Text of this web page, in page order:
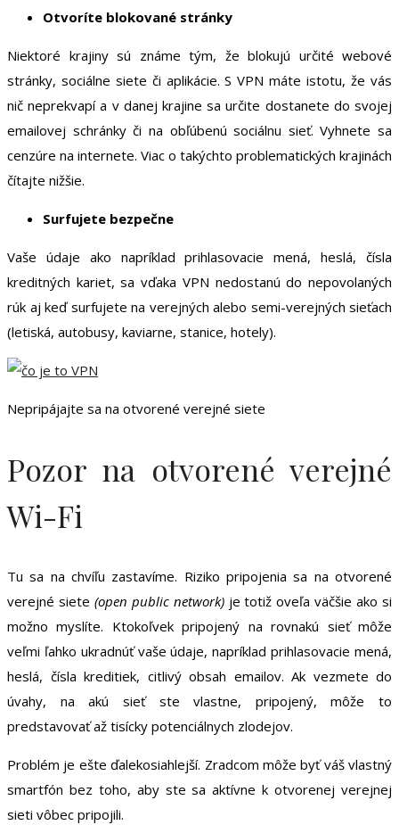
Otvoríte blokované stránky
Niektoré krajiny sú známe tým, že blokujú určité webové
stránky, sociálne siete či aplikácie. S VPN máte istotu, že vás
nič neprekvapí a v danej krajine sa určite dostanete do svojej
emailovej schránky či na obľúbenú sociálnu sieť. Vyhnete sa
cenzúre na internete. Viac o takýchto problematických krajinách
čítajte nižšie.
Surfujete bezpečne
Vaše údaje ako napríklad prihlasovacie mená, heslá, čísla
kreditných kariet, sa vďaka VPN nedostanú do nepovolaných
rúk aj keď surfujete na verejných alebo semi-verejných sieťach
(letiská, autobusy, kaviarne, stanice, hotely).
Nepripájajte sa na otvorené verejné siete
Pozor na otvorené verejné
Wi-Fi
Tu sa na chvíľu zastavíme. Riziko pripojenia sa na otvorené
verejné siete (open public network)je totiž oveľa väčšie ako si
možno myslíte. Ktokoľvek pripojený na rovnakú sieť môže
veľmi ľahko ukradnúť vaše údaje, napríklad prihlasovacie mená,
heslá, čísla kreditiek, citlivý obsah emailov. Ak vezmete do
úvahy, na akú sieť ste vlastne, pripojený, môže to
predstavovať až tisícky potenciálnych zlodejov.
Problém je ešte ďalekosiahlejší. Zradcom môže byť váš vlastný
smartfón bez toho, aby ste sa aktívne k otvorenej verejnej
sieti vôbec pripojili.